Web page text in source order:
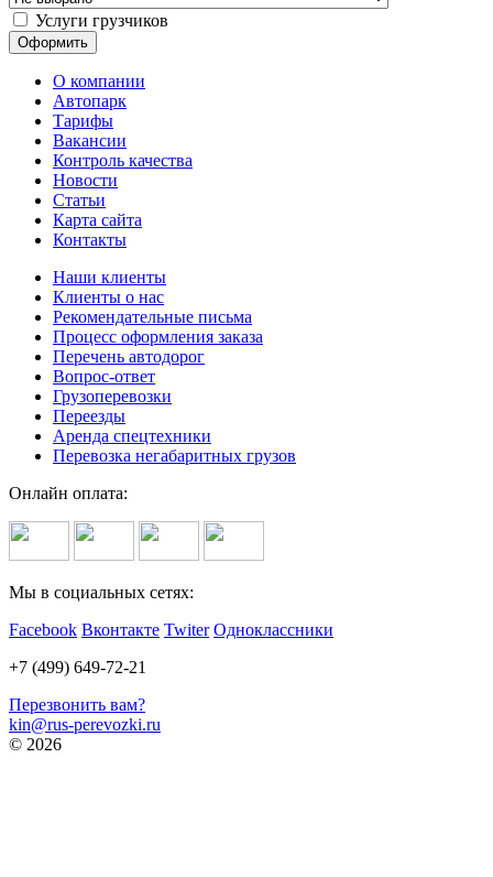
Услуги грузчиков
О компании
Автопарк
Тарифы
Вакансии
Контроль качества
Новости
Статьи
Карта сайта
Контакты
Наши клиенты
Клиенты о нас
Рекомендательные письма
Процесс оформления заказа
Перечень автодорог
Вопрос-ответ
Грузоперевозки
Переезды
Аренда спецтехники
Перевозка негабаритных грузов
Онлайн оплата:
Мы в социальных сетях:
Facebook Вконтакте Twiter Одноклассники
+7 (499) 649-72-21
Перезвонить вам?
kin@rus-perevozki.ru
© 2026